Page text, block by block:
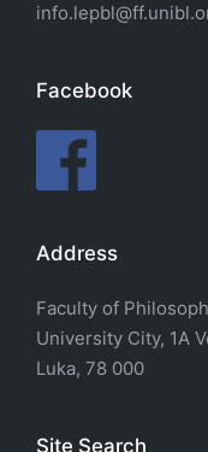
Facebook
Address
Faculty of
University City, 1A
Luka, 78 000
Site Search